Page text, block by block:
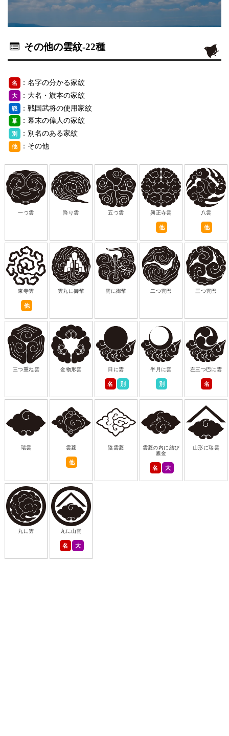
その他の雲紋-22種
名 ：名字の分かる家紋
大 ：大名・旗本の家紋
戦 ：戦国武将の使用家紋
幕 ：幕末の偉人の家紋
別 ：別名のある家紋
他 ：その他
一つ雲 降り雲 五つ雲 興正寺雲
他
八雲
他
東寺雲
他
雲丸に御幣 雲に御幣 二つ雲巴 三つ雲巴
三つ重ね雲 金物形雲 日に雲
名 別
半月に雲
別
左三つ巴に雲
名
瑞雲 雲菱
他
陰雲菱
雲菱の内に結び
雁金
名 大
山形に瑞雲
丸に雲 丸に山雲
名 大